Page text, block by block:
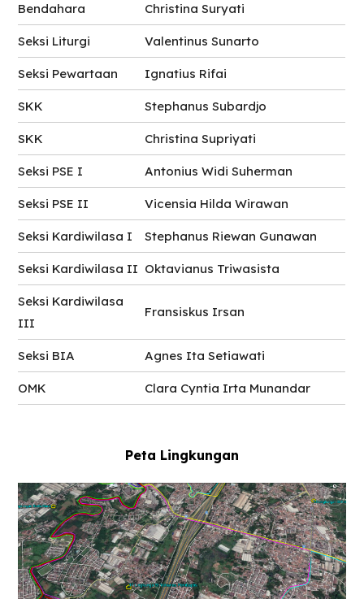
Bendahara Christina Suryati
Seksi Liturgi Valentinus Sunarto
Seksi Pewartaan Ignatius Rifai
SKK Stephanus Subardjo
SKK Christina Supriyati
Seksi PSE I Antonius Widi Suherman
Seksi PSE II Vicensia Hilda Wirawan
Seksi Kardiwilasa I Stephanus Riewan Gunawan
Seksi Kardiwilasa II Oktavianus Triwasista
Seksi Kardiwilasa
III
Fransiskus Irsan
Seksi BIA Agnes Ita Setiawati
OMK Clara Cyntia Irta Munandar
Peta Lingkungan